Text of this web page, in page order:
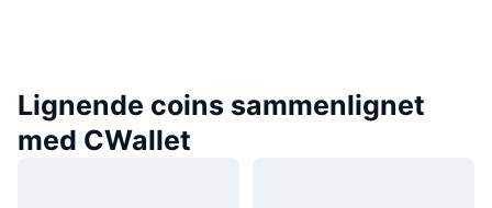
Lignende coins sammenlignet
med CWallet